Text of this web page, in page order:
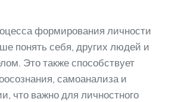
формирования личности
понять себя, других людей и
Это также способствует
самоанализа и
что важно для личностного